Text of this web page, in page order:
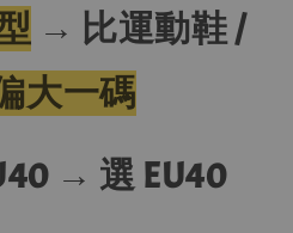
→ 比運動鞋 /
大一碼
→ 選 EU40